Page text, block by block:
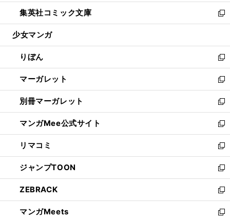
く
ウ
で
開
ン
ド
ウ
開
く
ウ
ィ
ン
ウ
で
開
く
し
い
ウ
ン
ド
ウ
で
開
く
集英社コミック文庫
新
し
ウ
ィ
ン
ド
ウ
で
開
く
少女マンガ
りぼん
新
し
い
ウ
ィ
ン
ド
ウ
で
開
く
マーガレット
新
し
い
ウ
ィ
ン
ド
ウ
で
開
く
別冊マーガレット
新
し
い
ウ
ィ
ン
ド
ウ
で
開
く
マンガMee公式サイト
新
し
い
ウ
ィ
ン
ド
ウ
で
リマコミ
新
し
い
ウ
ィ
ン
ド
ジャンプTOON
新
し
い
ウ
ィ
ZEBRACK
新
し
い
マンガMeets
新